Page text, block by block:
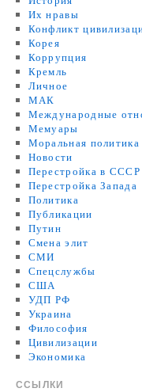
Их нравы
Конфликт
Корея
Коррупция
Кремль
Личное
МАК
Международные
Мемуары
Моральная
Новости
Перестройка в СССР
Перестройка Запада
Политика
Публикации
Путин
Смена элит
СМИ
Спецслужбы
США
УДП РФ
Украина
Философия
Цивилизации
Экономика
ССЫЛКИ